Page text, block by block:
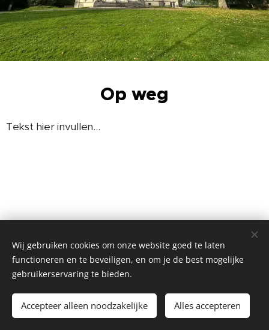
Op weg
Tekst hier invullen...
Boesbeeklaan 35, 9051 Sint-Denijs-Westrem -
Cookies
Wij gebruiken cookies om onze website goed te laten
functioneren en te beveiligen, en om je de best mogelijke
gebruikerservaring te bieden.
Accepteer alleen noodzakelijke Alles accepteren